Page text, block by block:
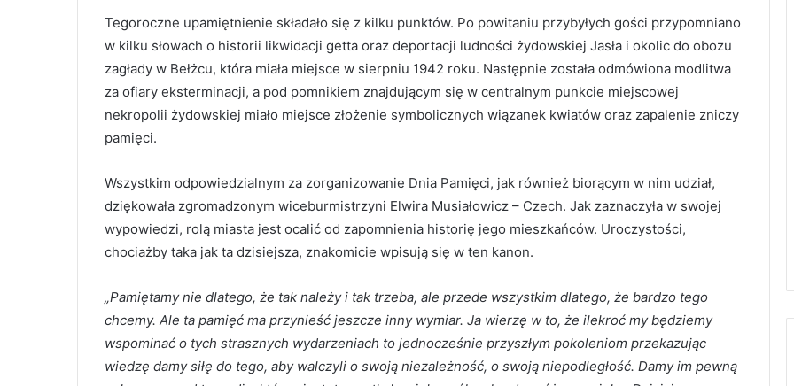
Tegoroczne upamiętnienie składało się z kilku punktów. Po powitaniu przybyłych gości przypomniano
w kilku słowach o historii likwidacji getta oraz deportacji ludności żydowskiej Jasła i okolic do obozu
zagłady w Bełżcu, która miała miejsce w sierpniu 1942 roku. Następnie została odmówiona modlitwa
za ofiary eksterminacji, a pod pomnikiem znajdującym się w centralnym punkcie miejscowej
nekropolii żydowskiej miało miejsce złożenie symbolicznych wiązanek kwiatów oraz zapalenie zniczy
pamięci.
Wszystkim odpowiedzialnym za zorganizowanie Dnia Pamięci, jak również biorącym w nim udział,
dziękowała zgromadzonym wiceburmistrzyni Elwira Musiałowicz – Czech. Jak zaznaczyła w swojej
wypowiedzi, rolą miasta jest ocalić od zapomnienia historię jego mieszkańców. Uroczystości,
chociażby taka jak ta dzisiejsza, znakomicie wpisują się w ten kanon.
„Pamiętamy nie dlatego, że tak należy i tak trzeba, ale przede wszystkim dlatego, że bardzo tego
chcemy. Ale ta pamięć ma przynieść jeszcze inny wymiar. Ja wierzę w to, że ilekroć my będziemy
wspominać o tych strasznych wydarzeniach to jednocześnie przyszłym pokoleniom przekazując
wiedzę damy siłę do tego, aby walczyli o swoją niezależność, o swoją niepodległość. Damy im pewną